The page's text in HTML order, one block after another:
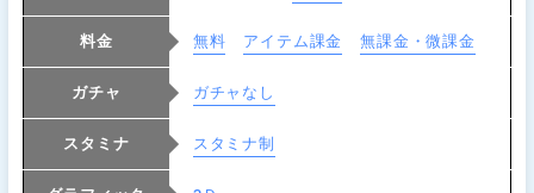
料金 無料 アイテム課金 無課金・微課金
ガチャ ガチャなし
スタミナ スタミナ制